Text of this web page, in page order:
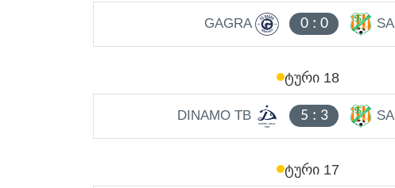
GAGRA 0: 0
ᲢᲣᲠᲘ 18
DINAMO TB 5 : 3
ᲢᲣᲠᲘ 17